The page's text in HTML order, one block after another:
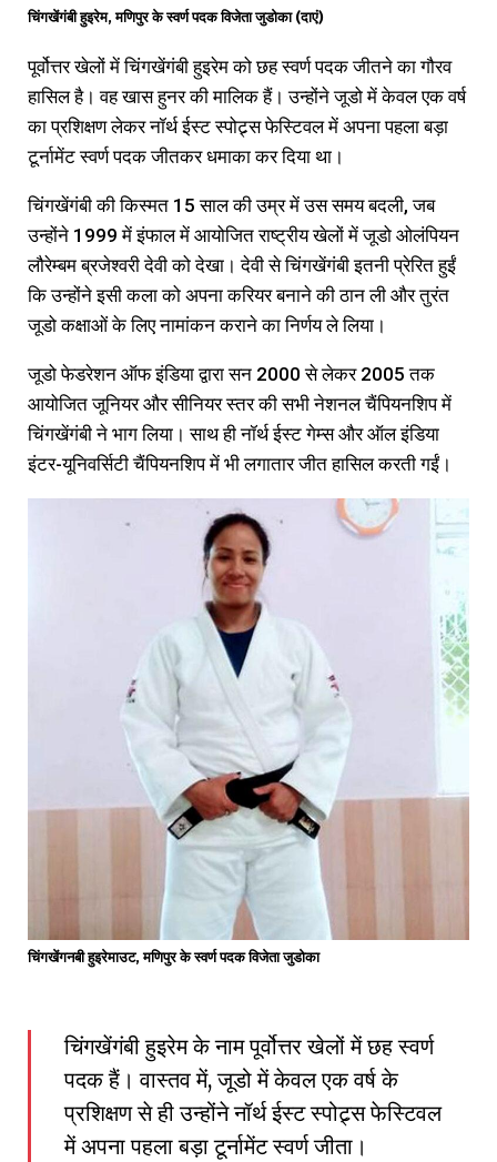
चिंगखेंगंबी हुइरेम, मणिपुर के स्वर्ण पदक विजेता जुडोका (दाएं)
पूर्वोत्तर खेलों में चिंगखेंगंबी हुइरेम को छह स्वर्ण पदक जीतने का गौरव
हासिल है। वह खास हुनर की मालिक हैं। उन्होंने जूडो में केवल एक वर्ष
का प्रशिक्षण लेकर नॉर्थ ईस्ट स्पोट्र्स फेस्टिवल में अपना पहला बड़ा
टूर्नामेंट स्वर्ण पदक जीतकर धमाका कर दिया था।
चिंगखेंगंबी की किस्मत 15 साल की उम्र में उस समय बदली, जब
उन्होंने 1999 में इंफाल में आयोजित राष्ट्रीय खेलों में जूडो ओलंपियन
लौरेम्बम ब्रजेश्वरी देवी को देखा। देवी से चिंगखेंगंबी इतनी प्रेरित हुईं
कि उन्होंने इसी कला को अपना करियर बनाने की ठान ली और तुरंत
जूडो कक्षाओं के लिए नामांकन कराने का निर्णय ले लिया।
जूडो फेडरेशन ऑफ इंडिया द्वारा सन 2000 से लेकर 2005 तक
आयोजित जूनियर और सीनियर स्तर की सभी नेशनल चैंपियनशिप में
चिंगखेंगंबी ने भाग लिया। साथ ही नॉर्थ ईस्ट गेम्स और ऑल इंडिया
इंटर-यूनिवर्सिटी चैंपियनशिप में भी लगातार जीत हासिल करती गईं।
चिंगखेंगनबी हुइरेमाउट, मणिपुर के स्वर्ण पदक विजेता जुडोका
चिंगखेंगंबी हुइरेम के नाम पूर्वोत्तर खेलों में छह स्वर्ण
पदक हैं। वास्तव में, जूडो में केवल एक वर्ष के
प्रशिक्षण से ही उन्होंने नॉर्थ ईस्ट स्पोट्र्स फेस्टिवल
में अपना पहला बड़ा टूर्नामेंट स्वर्ण जीता।